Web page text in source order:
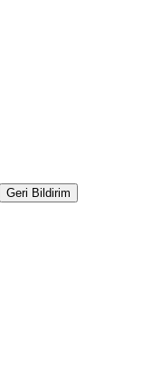
Geri Bildirim